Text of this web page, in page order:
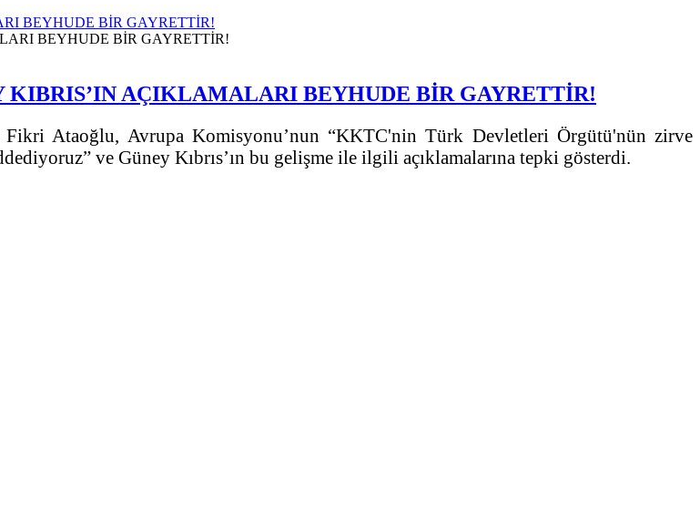
BEYHUDE BİR GAYRETTİR!
KIBRIS’IN AÇIKLAMALARI BEYHUDE BİR GAYRETTİR!
Fikri Ataoğlu, Avrupa Komisyonu’nun “KKTC'nin Türk Devletleri Örgütü'nün zirve
ve Güney Kıbrıs’ın bu gelişme ile ilgili açıklamalarına tepki gösterdi.